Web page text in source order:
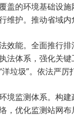
盖的环境基础设
维护。推动省域
效能。全面推行
法体系，强化关
垃圾”。依法严
境监测体系。构
，优化监测站网